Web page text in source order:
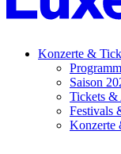
Konzerte &
Programm
Saison
Tickets &
Festivals
Konzerte